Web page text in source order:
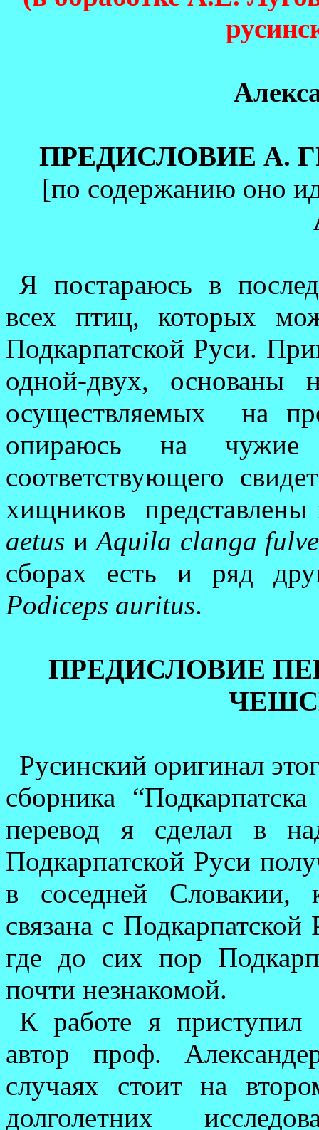
ПРЕДИСЛОВИЕ А.
[по содержанию оно
Я постараюсь в
всех птиц, которых
Подкарпатской Руси.
одной-двух, основаны
осуществляемых
на
опираюсь на
соответствующего
хищников
aе­tus иAquila clanga
сборах есть и ряд
Podiceps auritus.
ПРЕДИСЛОВИЕ
Русинский оригинал
сборника
перевод я сделал в
Подкарпатской Руси
в соседней Словакии,
связана с
где до сих пор
почти незнакомой.
К работе я приступил
автор проф.
случаях стоит на
долголетних